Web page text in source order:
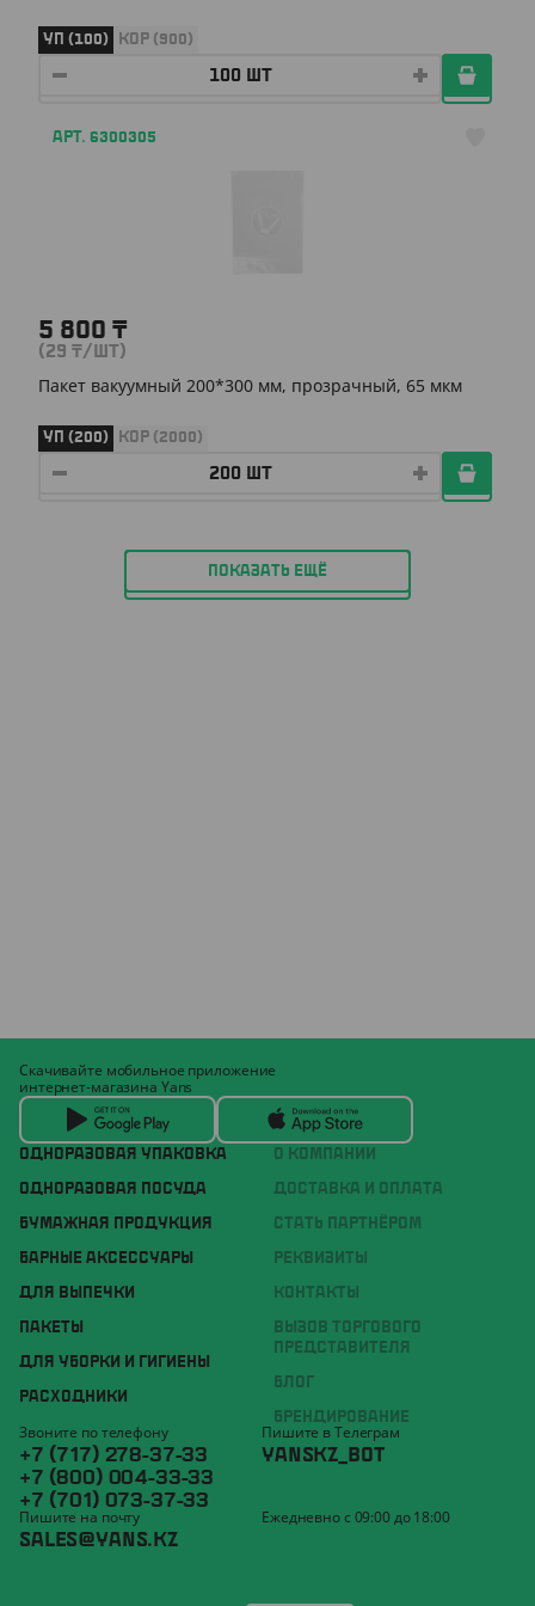
УП (100) КОР (900)
АРТ. 6300305
5 800 ₸
(29 ₸/ШТ)
Пакет вакуумный 200*300 мм, прозрачный, 65 мкм
УП (200) КОР (2000)
ПОКАЗАТЬ ЕЩЁ
ОДНОРАЗОВАЯ УПАКОВКА
ОДНОРАЗОВАЯ ПОСУДА
БУМАЖНАЯ ПРОДУКЦИЯ
БАРНЫЕ АКСЕССУАРЫ
ДЛЯ ВЫПЕЧКИ
ПАКЕТЫ
ДЛЯ УБОРКИ И ГИГИЕНЫ
РАСХОДНИКИ
О КОМПАНИИ
ДОСТАВКА И ОПЛАТА
СТАТЬ ПАРТНЁРОМ
РЕКВИЗИТЫ
КОНТАКТЫ
ВЫЗОВ ТОРГОВОГО
ПРЕДСТАВИТЕЛЯ
БЛОГ
БРЕНДИРОВАНИЕ
Скачивайте мобильное приложение
интернет-магазина Yans
Звоните по телефону
+7 (717) 278-37-33
+7 (800) 004-33-33
+7 (701) 073-37-33
Пишите в Телеграм
YANSKZ_BOT
Пишите на почту
SALES@YANS.KZ
Ежедневно с 09:00 до 18:00